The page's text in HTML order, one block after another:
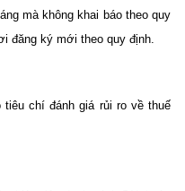
mà không khai báo theo quy
đăng ký mới theo quy định.
chí đánh giá rủi ro về thuế